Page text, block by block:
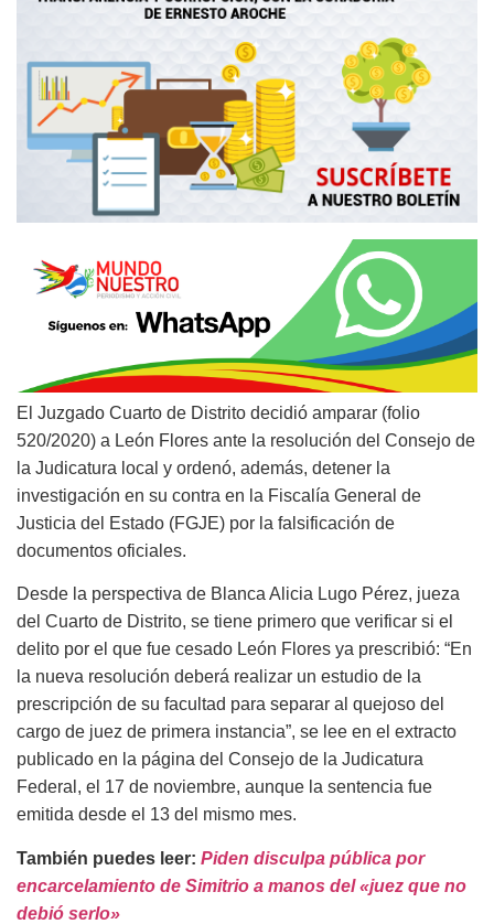
El Juzgado Cuarto de Distrito decidió amparar (folio
520/2020) a León Flores ante la resolución del Consejo de
la Judicatura local y ordenó, además, detener la
investigación en su contra en la Fiscalía General de
Justicia del Estado (FGJE) por la falsificación de
documentos oficiales.
Desde la perspectiva de Blanca Alicia Lugo Pérez, jueza
del Cuarto de Distrito, se tiene primero que verificar si el
delito por el que fue cesado León Flores ya prescribió: “En
la nueva resolución deberá realizar un estudio de la
prescripción de su facultad para separar al quejoso del
cargo de juez de primera instancia”, se lee en el extracto
publicado en la página del Consejo de la Judicatura
Federal, el 17 de noviembre, aunque la sentencia fue
emitida desde el 13 del mismo mes.
También puedes leer: Piden disculpa pública por
encarcelamiento de Simitrio a manos del «juez que no
debió serlo»